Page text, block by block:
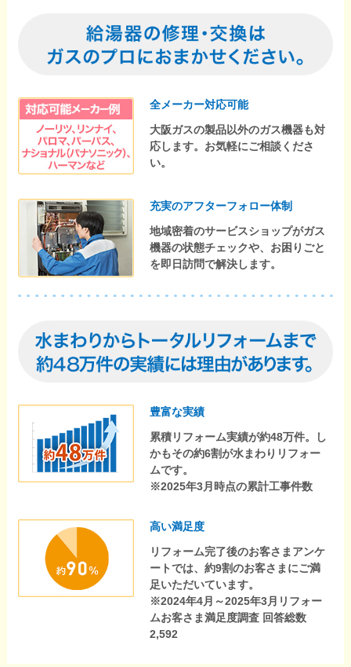
全メーカー対応可能
大阪ガスの製品以外のガス機器も対
応します。お気軽にご相談くださ
い。
充実のアフターフォロー体制
地域密着のサービスショップがガス
機器の状態チェックや、お困りごと
を即日訪問で解決します。
豊富な実績
累積リフォーム実績が約48万件。し
かもその約6割が水まわりリフォー
ムです。
※2025年3月時点の累計工事件数
高い満足度
リフォーム完了後のお客さまアンケ
ートでは、約9割のお客さまにご満
足いただいています。
※2024年4月～2025年3月リフォー
ムお客さま満足度調査 回答総数
2,592